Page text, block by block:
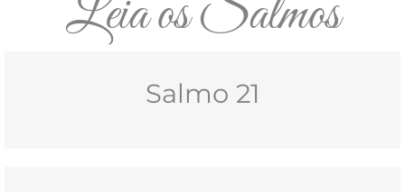
do
Leia os Salmos
Salmo 21